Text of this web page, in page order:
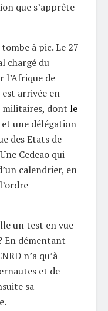
que s’apprête
à pic. Le 27
chargé du
l’Afrique de
est arrivée en
militaires, dont le
et une délégation
des Etats de
Cedeao qui
calendrier, en
un test en vue
En démentant
n’a qu’à
et de
sa